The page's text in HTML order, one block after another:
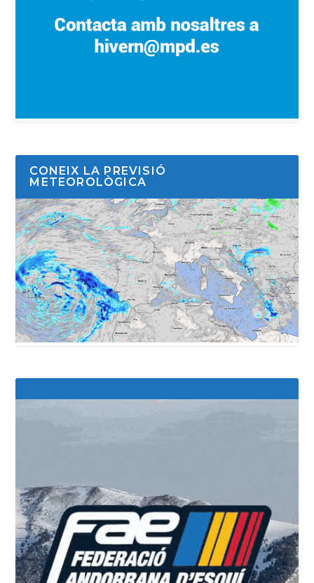
CONEIX LA PREVISIÓ
METEOROLÒGICA